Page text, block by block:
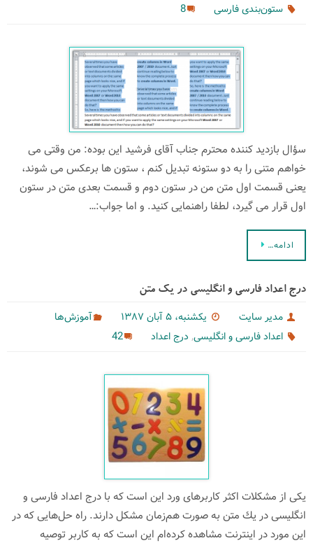
ستون‌بندی فارسی
8
سؤال بازدید كننده محترم جناب آقای فرشید این بوده: من وقتی می
خواهم متنی را به دو ستونه تبدیل کنم ، ستون ها برعکس می شوند،
یعنی قسمت اول متن من در ستون دوم و قسمت بعدی متن در ستون
اول قرار می گیرد، لطفا راهنمایی کنید. و اما جواب:…
ادامه…
درج اعداد فارسی و انگلیسی در یك متن
مدیر سایت یکشنبه، ۵ آبان ۱۳۸۷
آموزش‌ها
اعداد فارسی و انگلیسی, درج اعداد 42
یكی از مشكلات اكثر كاربرهای ورد این است كه با درج اعداد فارسی و
انگلیسی در یك متن به صورت هم‌زمان مشكل دارند. راه حل‌هایی كه در
این مورد در اینترنت مشاهده كرده‌ام این است كه به كاربر توصیه